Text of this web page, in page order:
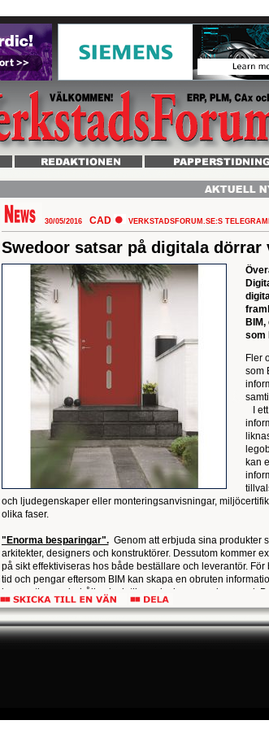
30/05/2016 CAD VERKSTADSFORUM.SE:S
Swedoor satsar på digitala dörrar
som
Fler
som
I ett
kan
och ljudegenskaper eller monteringsanvisningar,
olika faser.
"Enorma besparingar".Genom att erbjuda sina produkter
arkitekter, designers och konstruktörer. Dessutom kommer
på sikt effektiviseras hos både beställare och leverantör.
tid och pengar eftersom BIM kan skapa en obruten
byggnation underhåll och slutligen rivning av en byggnad.
det nu är det hög tid att som tillverkaren vara med och
Swedoor erbjuder nu mer än 200 produktfamiljer som
tillgängliga direkt i REVIT och ArchiCAD via apparna från